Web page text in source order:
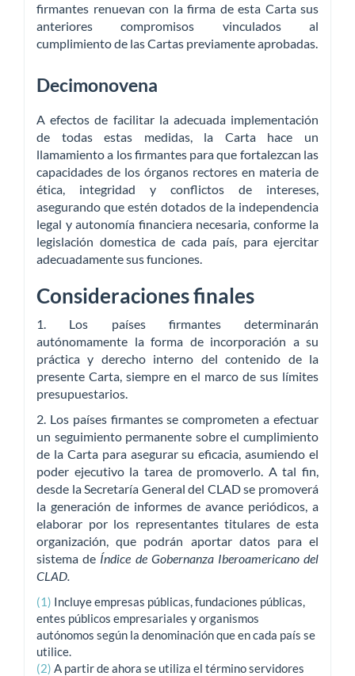
firmantes renuevan con la firma de esta Carta sus
anteriores compromisos vinculados al
cumplimiento de las Cartas previamente aprobadas.
Decimonovena
A efectos de facilitar la adecuada implementación
de todas estas medidas, la Carta hace un
llamamiento a los firmantes para que fortalezcan las
capacidades de los órganos rectores en materia de
ética, integridad y conflictos de intereses,
asegurando que estén dotados de la independencia
legal y autonomía financiera necesaria, conforme la
legislación domestica de cada país, para ejercitar
adecuadamente sus funciones.
Consideraciones finales
1. Los países firmantes determinarán
autónomamente la forma de incorporación a su
práctica y derecho interno del contenido de la
presente Carta, siempre en el marco de sus límites
presupuestarios.
2. Los países firmantes se comprometen a efectuar
un seguimiento permanente sobre el cumplimiento
de la Carta para asegurar su eficacia, asumiendo el
poder ejecutivo la tarea de promoverlo. A tal fin,
desde la Secretaría General del CLAD se promoverá
la generación de informes de avance periódicos, a
elaborar por los representantes titulares de esta
organización, que podrán aportar datos para el
sistema de Índice de Gobernanza Iberoamericano del
CLAD.
(1) Incluye empresas públicas, fundaciones públicas,
entes públicos empresariales y organismos
autónomos según la denominación que en cada país se
utilice.
(2) A partir de ahora se utiliza el término servidores